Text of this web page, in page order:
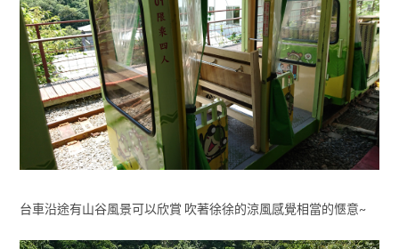
台車沿途有山谷風景可以欣賞 吹著徐徐的涼風感覺相當的愜意~